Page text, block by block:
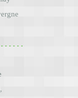
. . . . .